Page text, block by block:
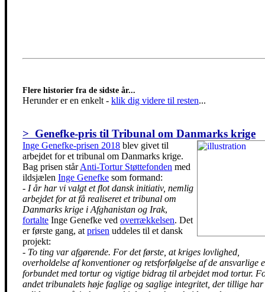
Flere historier fra de sidste år...
Herunder er en enkelt - klik dig videre til resten...
> Genefke-pris til Tribunal om Danmarks krige
Inge Genefke-prisen 2018 blev givet til
arbejdet for et tribunal om Danmarks krige.
Bag prisen stårAnti-Tortur Støttefonden med
ildsjælen Inge Genefke som formand:
- I år har vi valgt et flot dansk initiativ, nemlig
arbejdet for at få realiseret et tribunal om
Danmarks krige i Afghanistan og Irak,
fortalte Inge Genefke ved overrækkelsen. Det
er første gang, at prisen uddeles til et dansk
projekt:
- To ting var afgørende. For det første, at kriges lovlighed,
overholdelse af konventioner og retsforfølgelse af de ansvarlige
forbundet med tortur og vigtige bidrag til arbejdet mod tortur.
andet tribunalets høje faglige og saglige integritet, der tillige har